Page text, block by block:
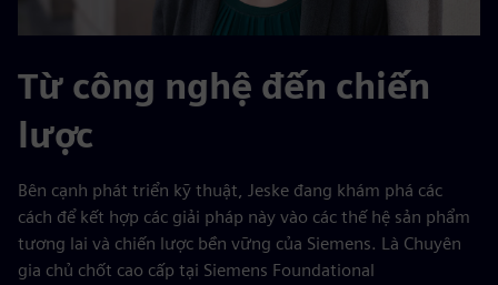
Từ công nghệ đến chiến
lược
Bên cạnh phát triển kỹ thuật, Jeske đang khám phá các
cách để kết hợp các giải pháp này vào các thế hệ sản phẩm
tương lai và chiến lược bền vững của Siemens. Là Chuyên
gia chủ chốt cao cấp tại Siemens Foundational